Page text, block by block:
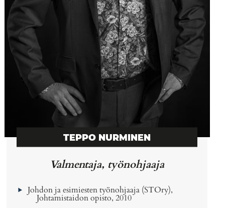
TEPPO NURMINEN
Valmentaja, työnohjaaja
Johdon ja esimiesten työnohjaaja (STOry),
Johtamistaidon opisto, 2010